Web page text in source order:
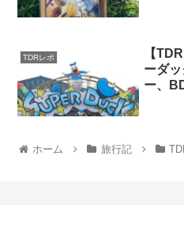
TDRレポ
【
ーダ
ー、
ホーム 旅行記